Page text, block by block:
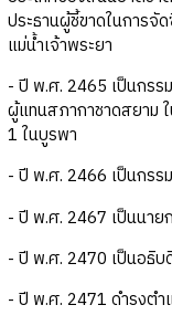
ประธานผู้ชี้ขาดในการจั
แม่น้ำเจ้าพระยา
- ปี พ.ศ. 2465 เป็นกร
ผู้แทนสภากาชาดสยาม
1 ในบูรพา
- ปี พ.ศ. 2466 เป็นกรร
- ปี พ.ศ. 2467 เป็นนา
- ปี พ.ศ. 2470 เป็นอธิบ
- ปี พ.ศ. 2471 ดำรงตำ